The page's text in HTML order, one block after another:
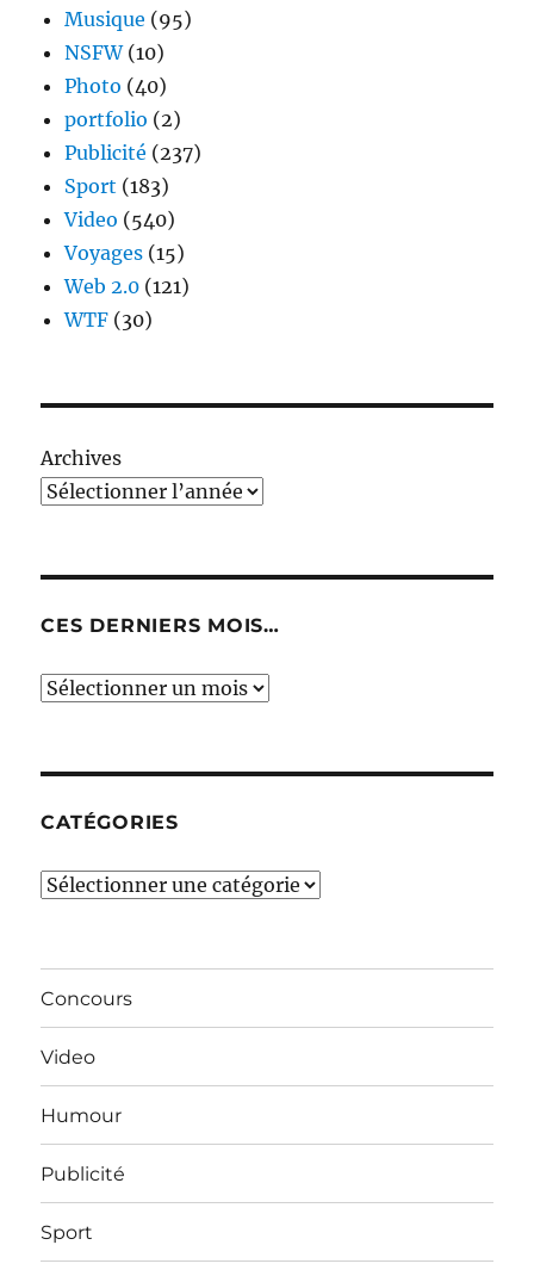
Musique (95)
NSFW(10)
Photo (40)
portfolio (2)
Publicité (237)
Sport (183)
Video (540)
Voyages (15)
Web 2.0 (121)
WTF (30)
Archives
CES DERNIERS MOIS…
Ces
CATÉGORIES
Catégories
Concours
Video
Humour
Publicité
Sport